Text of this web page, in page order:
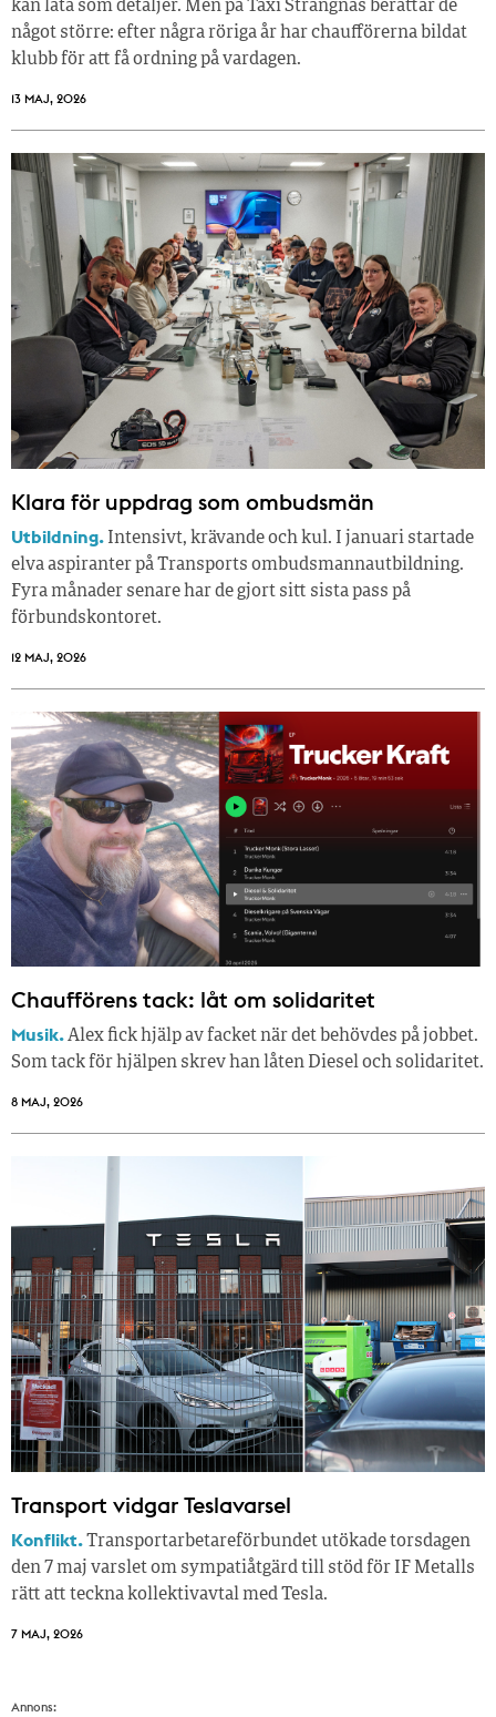
kan låta som detaljer. Men på Taxi Strängnäs berättar de
något större: efter några röriga år har chaufförerna bildat
klubb för att få ordning på vardagen.
13 MAJ, 2026
Klara för uppdrag som ombudsmän
Utbildning. Intensivt, krävande och kul. I januari startade
elva aspiranter på Transports ombudsmannautbildning.
Fyra månader senare har de gjort sitt sista pass på
förbundskontoret.
12 MAJ, 2026
Chaufförens tack: låt om solidaritet
Musik.Alex fick hjälp av facket när det behövdes på jobbet.
Som tack för hjälpen skrev han låten Diesel och solidaritet.
8 MAJ, 2026
Transport vidgar Teslavarsel
Konflikt.Transportarbetareförbundet utökade torsdagen
den 7 maj varslet om sympatiåtgärd till stöd för IF Metalls
rätt att teckna kollektivavtal med Tesla.
7 MAJ, 2026
Annons: